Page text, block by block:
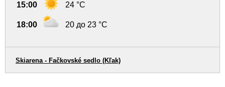
15:00 24 °C
18:00 20 до 23 °C
Skiarena - Fačkovské sedlo (Kľak)